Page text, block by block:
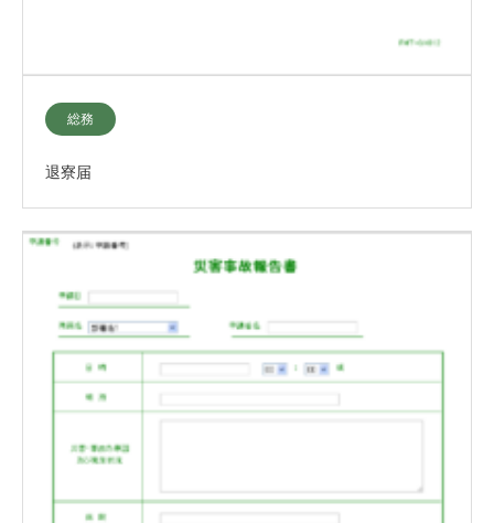
総務
退寮届